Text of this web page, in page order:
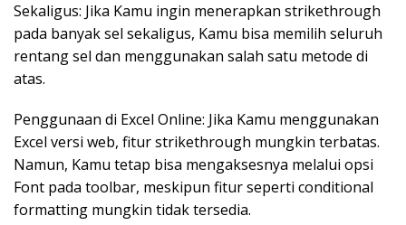
Sekaligus: Jika Kamu ingin menerapkan strikethrough
pada banyak sel sekaligus, Kamu bisa memilih seluruh
rentang sel dan menggunakan salah satu metode di
atas.
Penggunaan di Excel Online: Jika Kamu menggunakan
Excel versi web, fitur strikethrough mungkin terbatas.
Namun, Kamu tetap bisa mengaksesnya melalui opsi
Font pada toolbar, meskipun fitur seperti conditional
formatting mungkin tidak tersedia.